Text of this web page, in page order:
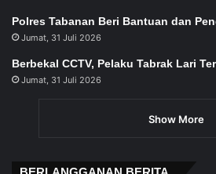
Polres Tabanan Beri Bantuan dan
Jumat, 31 Juli 2026
Berbekal CCTV, Pelaku Tabrak Lari
Jumat, 31 Juli 2026
Show More